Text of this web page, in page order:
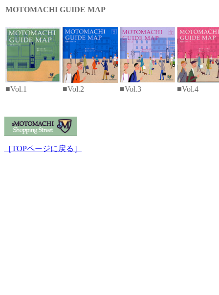
MOTOMACHI GUIDE MAP
■Vol.1 ■Vol.2 ■Vol.3 ■Vol.4
［TOPページに戻る］